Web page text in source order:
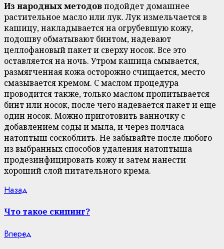
Из народных методовподойдет домашнее
растительное масло или лук. Лук измельчается в
кашицу, накладывается на огрубевшую кожу,
подошву обматывают бинтом, надевают
целлофановый пакет и сверху носок. Все это
оставляется на ночь. Утром кашица смывается,
размягченная кожа осторожно счищается, место
смазывается кремом. С маслом процедура
проводится также, только маслом пропитывается
бинт или носок, после чего надевается пакет и еще
один носок. Можно приготовить ванночку с
добавлением соды и мыла, и через полчаса
натоптыш соскоблить. Не забывайте после любого
из выбранных способов удаления натоптыша
продезинфицировать кожу и затем нанести
хороший слой питательного крема.
Continue
Reading
Назад
Что такое скипинг?
Вперед